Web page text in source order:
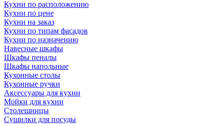
Кухни по расположению
Кухни по цене
Кухни на заказ
Кухни по типам фасадов
Кухни по назначению
Навесные шкафы
Шкафы пеналы
Шкафы напольные
Кухонные столы
Кухонные ручки
Аксессуары для кухни
Мойки для кухни
Столешницы
Сушилки для посуды